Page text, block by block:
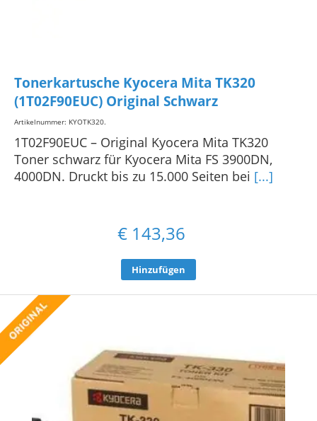
Tonerkartusche Kyocera Mita TK320
(1T02F90EUC) Original Schwarz
Artikelnummer: KYOTK320.
1T02F90EUC – Original Kyocera Mita TK320
Toner schwarz für Kyocera Mita FS 3900DN,
4000DN. Druckt bis zu 15.000 Seiten bei [...]
€ 143,36
Hinzufügen